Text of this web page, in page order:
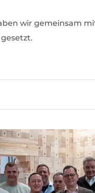
wir gemeinsam